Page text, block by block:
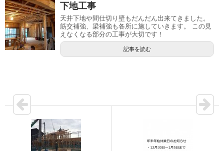
下地工事
天井下地や間仕切り壁もだんだん出来てきました。
筋交補強、梁補強も各所に施していきます。 この見
えなくなる部分の工事が大切です！
記事を読む